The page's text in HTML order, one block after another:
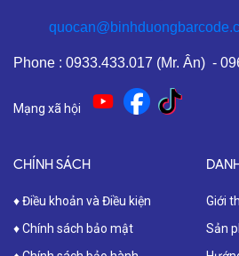
Phone : 0933.433.017 (Mr. Ân) -
Mạng xã hội
CHÍNH SÁCH
♦ Điều khoản và Điều kiện
♦ Chính sách bảo mật
Giới
Sản